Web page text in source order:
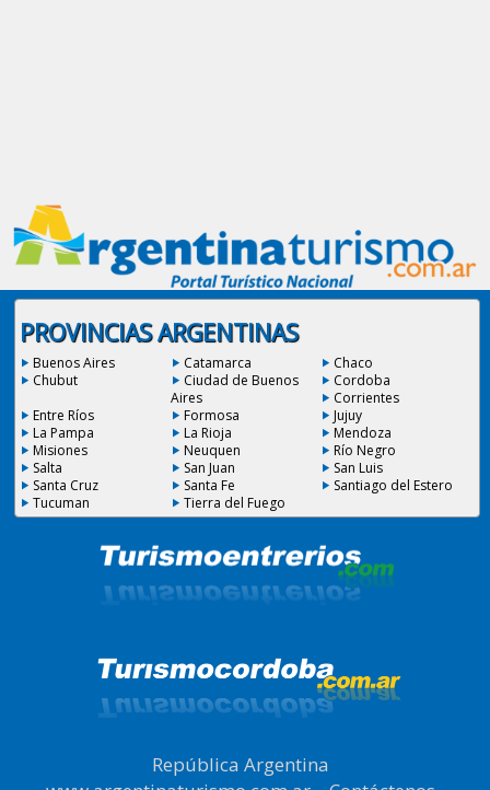
PROVINCIAS ARGENTINAS
Buenos Aires Catamarca
Chaco
Chubut
Ciudad de Buenos
Aires
Cordoba
Corrientes
Entre Ríos
Formosa
Jujuy
La Pampa
La Rioja
Mendoza
Misiones
Neuquen
Río Negro
Salta
San Juan
San Luis
Santa Cruz
Santa Fe
Santiago del Estero
Tucuman
Tierra del Fuego
República Argentina